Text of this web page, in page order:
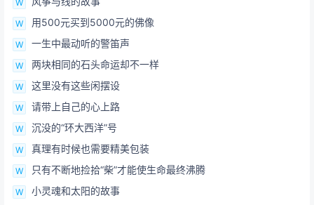
用500元买到5000元的佛像
一生中最动听的警笛声
两块相同的石头命运却不一样
这里没有这些闲摆设
请带上自己的心上路
沉没的“环大西洋”号
真理有时候也需要精美包装
只有不断地捡拾“柴”才能使生命最终沸腾
小灵魂和太阳的故事